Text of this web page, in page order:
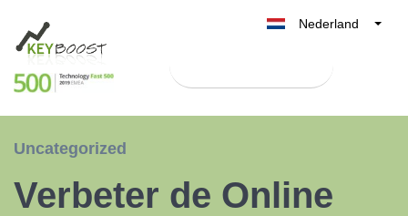
Nederland
België
España
Uncategorized
Verbeter de Online